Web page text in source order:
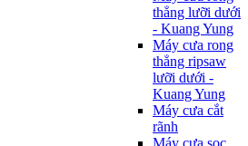
thẳng lưỡi dưới
- Kuang Yung
Máy cưa rong
thẳng ripsaw
lưỡi dưới -
Kuang Yung
Máy cưa cắt
rãnh
Máy cưa sọc